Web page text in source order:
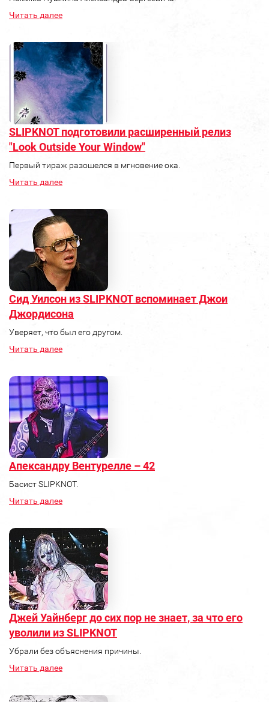
Читать далее
SLIPKNOT подготовили расширенный релиз
"Look Outside Your Window"
Первый тираж разошелся в мгновение ока.
Читать далее
Сид Уилсон из SLIPKNOT вспоминает Джои
Джордисона
Уверяет, что был его другом.
Читать далее
Апександру Вентурелле – 42
Басист SLIPKNOT.
Читать далее
Джей Уайнберг до сих пор не знает, за что его
уволили из SLIPKNOT
Убрали без объяснения причины.
Читать далее